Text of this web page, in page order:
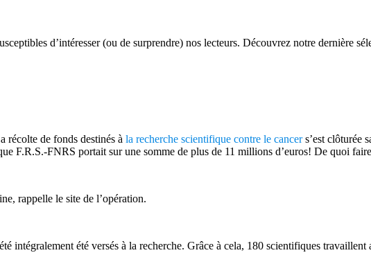
d’intéresser (ou de surprendre) nos lecteurs. Découvrez notre dernière
récolte de fonds destinés à la recherche scientifique contre le cancers’est clôturée
F.R.S.-FNRS portait sur une somme de plus de 11 millions d’euros! De quoi
rappelle le site de l’opération.
intégralement été versés à la recherche. Grâce à cela, 180 scientifiques